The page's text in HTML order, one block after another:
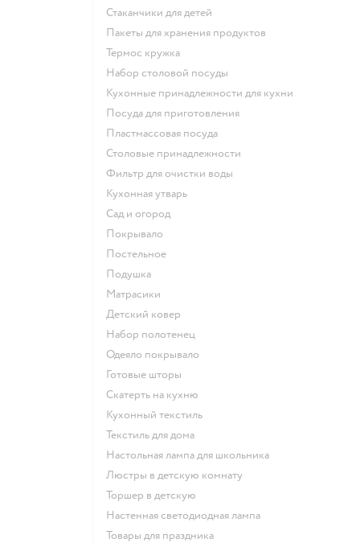
Стаканчики для детей
Пакеты для хранения продуктов
Термос кружка
Набор столовой посуды
Кухонные принадлежности для кухни
Посуда для приготовления
Пластмассовая посуда
Столовые принадлежности
Фильтр для очистки воды
Кухонная утварь
Сад и огород
Покрывало
Постельное
Подушка
Матрасики
Детский ковер
Набор полотенец
Одеяло покрывало
Готовые шторы
Скатерть на кухню
Кухонный текстиль
Текстиль для дома
Настольная лампа для школьника
Люстры в детскую комнату
Торшер в детскую
Настенная светодиодная лампа
Товары для праздника